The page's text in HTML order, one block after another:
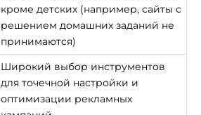
кроме детских (например, сайты с
решением домашних заданий не
принимаются)
Широкий выбор инструментов
для точечной настройки и
оптимизации рекламных